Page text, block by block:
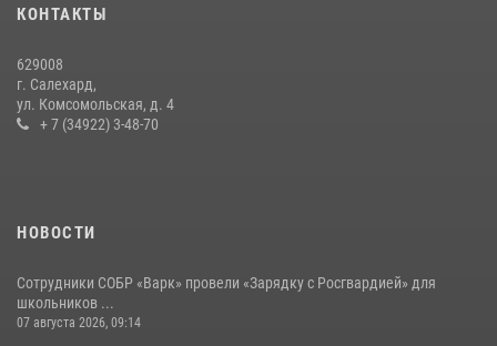
14 июля 2026, 06:53
КОНТАКТЫ
629008
г. Салехард,
ул. Комсомольская, д. 4
+ 7 (34922) 3-48-70
НОВОСТИ
Сотрудники СОБР «Варк» провели «Зарядку с Росгвардией» для
школьников ...
07 августа 2026, 09:14